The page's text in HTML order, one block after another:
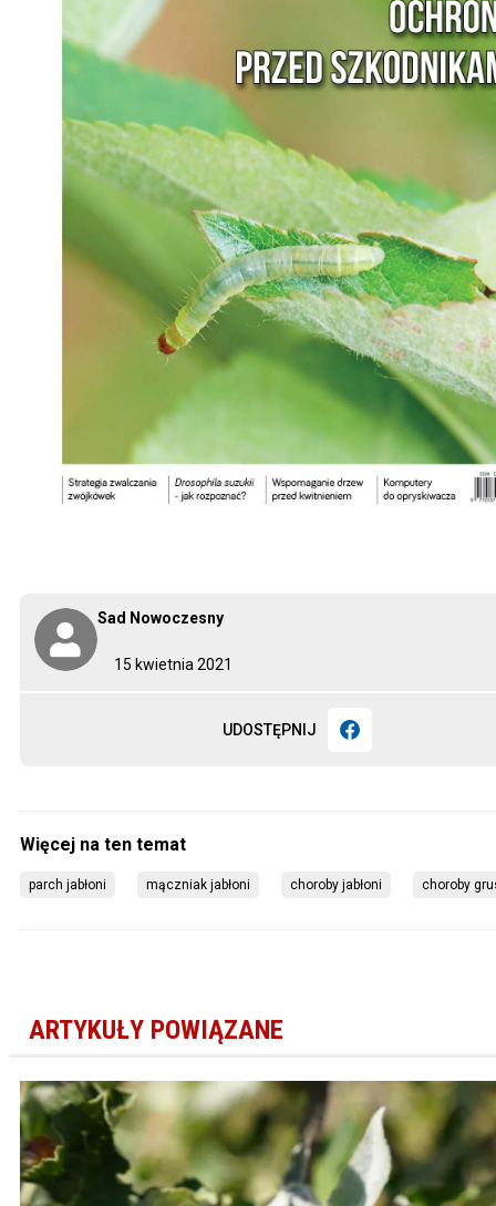
15 kwietnia 2021
Sad Nowoczesny
UDOSTĘPNIJ
parch jabłoni mączniak jabłoni choroby jabłoni choroby
ARTYKUŁY POWIĄZANE